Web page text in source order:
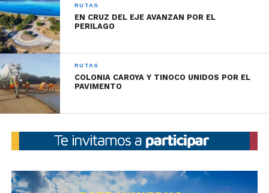
RUTAS
EN CRUZ DEL EJE AVANZAN POR EL
PERILAGO
RUTAS
COLONIA CAROYA Y TINOCO UNIDOS POR EL
PAVIMENTO